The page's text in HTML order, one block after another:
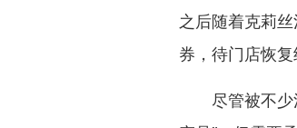
之后随着克莉
券，待门店恢复
尽管被不少消